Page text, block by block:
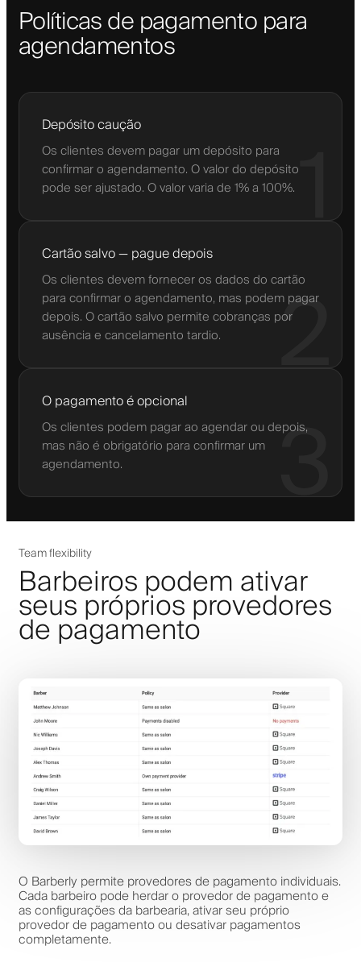
Políticas de pagamento para
agendamentos
Depósito caução
Os clientes devem pagar um depósito para
confirmar o agendamento. O valor do depósito
pode ser ajustado. O valor varia de 1% a 100%.
2
Cartão salvo — pague depois
Os clientes devem fornecer os dados do cartão
para confirmar o agendamento, mas podem pagar
depois. O cartão salvo permite cobranças por
ausência e cancelamento tardio.
3
O pagamento é opcional
Os clientes podem pagar ao agendar ou depois,
mas não é obrigatório para confirmar um
agendamento.
Team flexibility
Barbeiros podem ativar
seus próprios provedores
de pagamento
O Barberly permite provedores de pagamento individuais.
Cada barbeiro pode herdar o provedor de pagamento e
as configurações da barbearia, ativar seu próprio
provedor de pagamento ou desativar pagamentos
completamente.